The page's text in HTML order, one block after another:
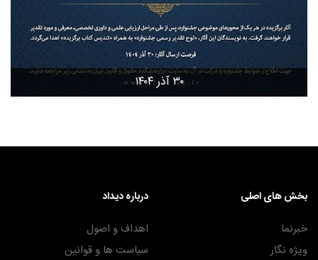
۳۰ آذر ۱۴۰۴
بخش های اصلی
خبرنما
ویژه نگار
درباره دیداد
اهداف و اصول
سیاست ها و قوانین